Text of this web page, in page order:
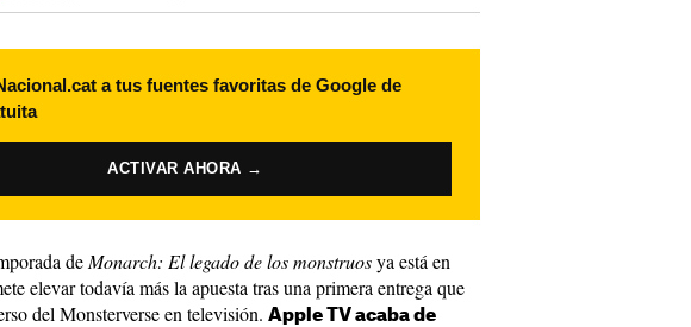
a tus fuentes favoritas de Google de
ACTIVAR AHORA →
de Monarch: El legado de los monstruosya está en
elevar todavía más la apuesta tras una primera entrega que
del Monsterverse en televisión. Apple TV acaba de